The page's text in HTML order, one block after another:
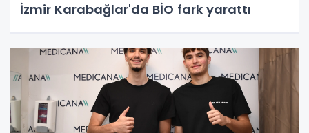
İzmir Karabağlar'da BİO fark yarattı